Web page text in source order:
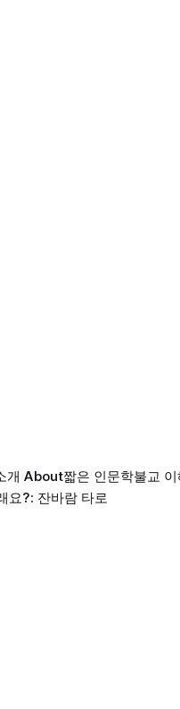
개 About짧은 인문학불교
요?: 잔바람 타로